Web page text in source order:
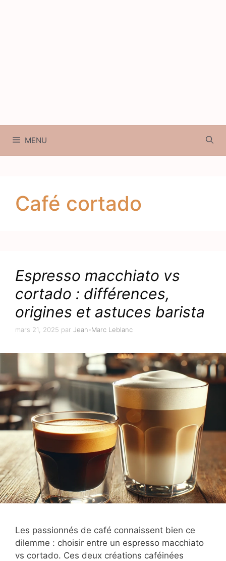
MENU
Café cortado
Espresso macchiato vs
cortado : différences,
origines et astuces barista
mars 21, 2025 par Jean-Marc Leblanc
Les passionnés de café connaissent bien ce
dilemme : choisir entre un espresso macchiato
vs cortado. Ces deux créations caféinées